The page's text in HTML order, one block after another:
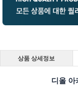
상품 상세정보
디올 아